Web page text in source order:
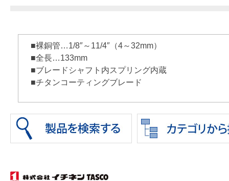
■裸銅管…1/8″～11/4″（4～32mm）
■全長…133mm
■ブレードシャフト内スプリング内蔵
■チタンコーティングブレード